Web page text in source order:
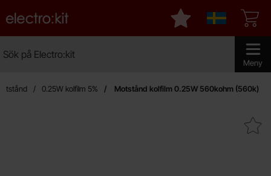
Meny
Startsidan för Electro:kit
Sverige
Mina favoriter
0.25W kolfilm 5% Motstånd kolfilm 0.25W 560kohm (560k)
Makera motstånd kolfilm 0.25W